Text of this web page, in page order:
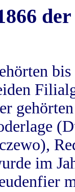
im